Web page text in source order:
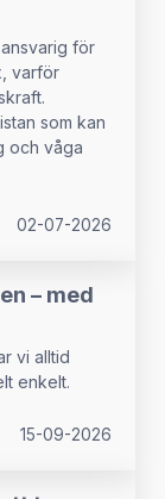
för
varför
som kan
och våga
02-07-2026
– med
vi alltid
enkelt.
15-09-2026